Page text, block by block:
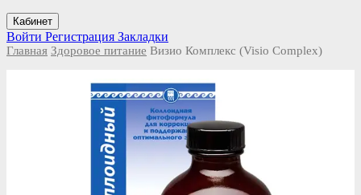
Кабинет
Войти Регистрация Закладки
Главная Здоровое питание Визио Комплекс (Visio Complex)